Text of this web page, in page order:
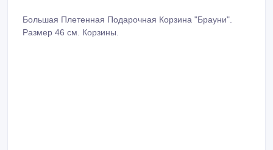
Большая Плетенная Подарочная Корзина "Брауни".
Размер 46 см. Корзины.